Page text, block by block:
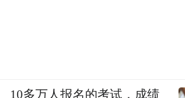
10多万人报名的考试，成绩